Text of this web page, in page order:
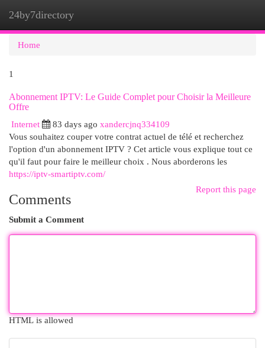
24by7directory
Home
1
Abonnement IPTV: Le Guide Complet pour Choisir la Meilleure
Offre
Internet
83 days ago xandercjnq334109
Vous souhaitez couper votre contrat actuel de télé et recherchez
l'option d'un abonnement IPTV ? Cet article vous explique tout ce
qu'il faut pour faire le meilleur choix . Nous aborderons les
https://iptv-smartiptv.com/
Report this page
Comments
Submit a Comment
HTML is allowed